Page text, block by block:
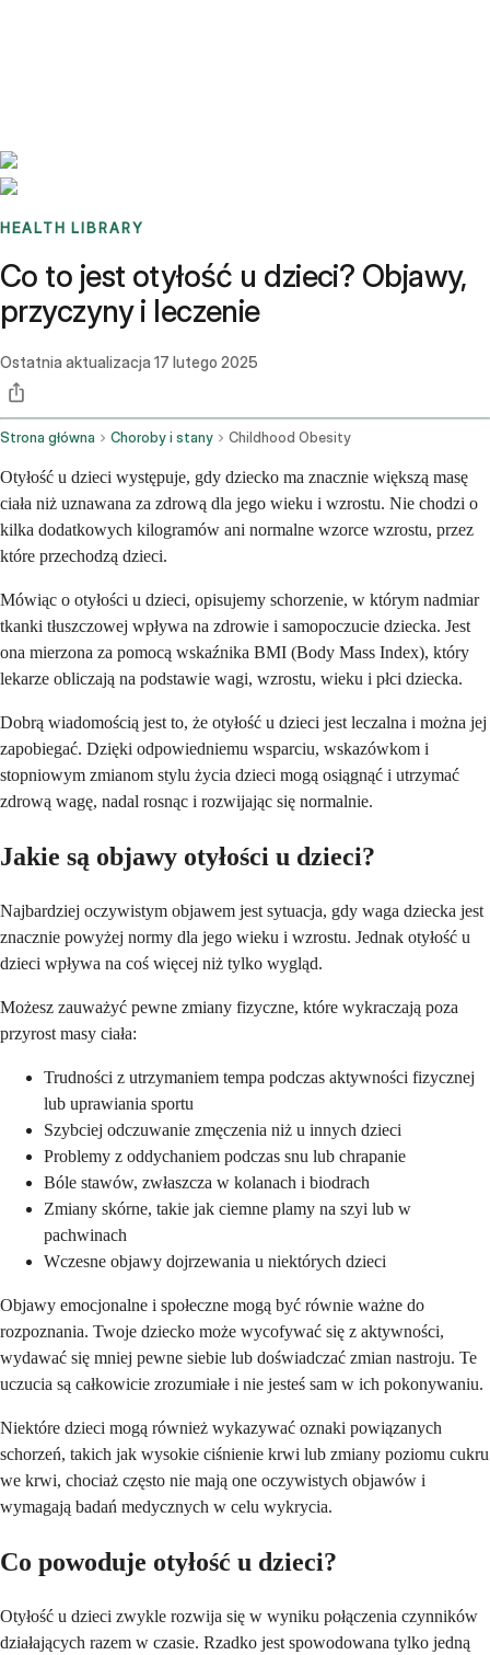
HEALTH LIBRARY
Co to jest otyłość u dzieci? Objawy,
przyczyny i leczenie
Ostatnia aktualizacja 17 lutego 2025
Strona główna Choroby i stany Childhood Obesity
Otyłość u dzieci występuje, gdy dziecko ma znacznie większą masę
ciała niż uznawana za zdrową dla jego wieku i wzrostu. Nie chodzi o
kilka dodatkowych kilogramów ani normalne wzorce wzrostu, przez
które przechodzą dzieci.
Mówiąc o otyłości u dzieci, opisujemy schorzenie, w którym nadmiar
tkanki tłuszczowej wpływa na zdrowie i samopoczucie dziecka. Jest
ona mierzona za pomocą wskaźnika BMI (Body Mass Index), który
lekarze obliczają na podstawie wagi, wzrostu, wieku i płci dziecka.
Dobrą wiadomością jest to, że otyłość u dzieci jest leczalna i można jej
zapobiegać. Dzięki odpowiedniemu wsparciu, wskazówkom i
stopniowym zmianom stylu życia dzieci mogą osiągnąć i utrzymać
zdrową wagę, nadal rosnąc i rozwijając się normalnie.
Jakie są objawy otyłości u dzieci?
Najbardziej oczywistym objawem jest sytuacja, gdy waga dziecka jest
znacznie powyżej normy dla jego wieku i wzrostu. Jednak otyłość u
dzieci wpływa na coś więcej niż tylko wygląd.
Możesz zauważyć pewne zmiany fizyczne, które wykraczają poza
przyrost masy ciała:
Trudności z utrzymaniem tempa podczas aktywności fizycznej
lub uprawiania sportu
Szybciej odczuwanie zmęczenia niż u innych dzieci
Problemy z oddychaniem podczas snu lub chrapanie
Bóle stawów, zwłaszcza w kolanach i biodrach
Zmiany skórne, takie jak ciemne plamy na szyi lub w
pachwinach
Wczesne objawy dojrzewania u niektórych dzieci
Objawy emocjonalne i społeczne mogą być równie ważne do
rozpoznania. Twoje dziecko może wycofywać się z aktywności,
wydawać się mniej pewne siebie lub doświadczać zmian nastroju. Te
uczucia są całkowicie zrozumiałe i nie jesteś sam w ich pokonywaniu.
Niektóre dzieci mogą również wykazywać oznaki powiązanych
schorzeń, takich jak wysokie ciśnienie krwi lub zmiany poziomu cukru
we krwi, chociaż często nie mają one oczywistych objawów i
wymagają badań medycznych w celu wykrycia.
Co powoduje otyłość u dzieci?
Otyłość u dzieci zwykle rozwija się w wyniku połączenia czynników
działających razem w czasie. Rzadko jest spowodowana tylko jedną